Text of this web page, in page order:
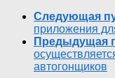
Следующая
приложения
Предыдущая
автогонщиков